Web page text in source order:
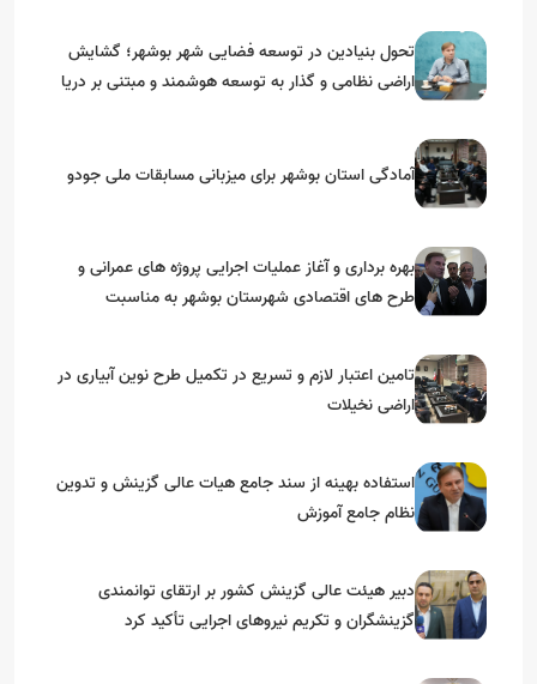
تحول بنیادین در توسعه فضایی شهر بوشهر؛ گشایش
اراضی نظامی و گذار به توسعه هوشمند و مبتنی بر دریا
آمادگی استان بوشهر برای میزبانی مسابقات ملی جودو
بهره برداری و آغاز عملیات اجرایی پروژه های عمرانی و
طرح های اقتصادی شهرستان بوشهر به مناسبت
تامین اعتبار لازم و تسریع در تکمیل طرح نوین آبیاری در
اراضی نخیلات
استفاده بهینه از سند جامع هیات عالی گزینش و‌ تدوین
نظام جامع آموزش
دبیر هیئت عالی گزینش کشور بر ارتقای توانمندی
گزینشگران و تکریم نیروهای اجرایی تأکید کرد